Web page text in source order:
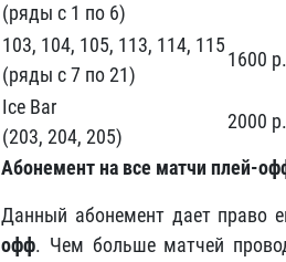
(ряды с 1 по 6)
103, 104, 105, 113, 114, 115
(ряды с 7 по 21)
1600 р.
Ice Bar
(203, 204, 205)
2000 р.
Абонемент на все матчи плей-
Данный абонемент дает право
офф. Чем больше матчей